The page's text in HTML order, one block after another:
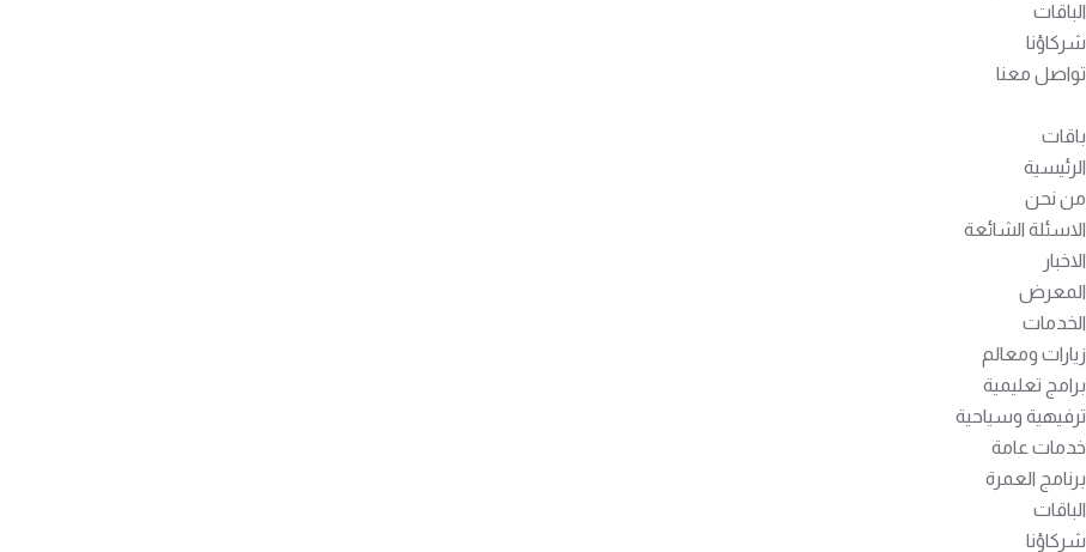
الباقات
شركاؤنا
تواصل معنا
باقات
الرئيسية
من نحن
الاسئلة الشائعة
الاخبار
المعرض
الخدمات
زيارات ومعالم
برامج تعليمية
ترفيهية وسياحية
خدمات عامة
برنامج العمرة
الباقات
شركاؤنا